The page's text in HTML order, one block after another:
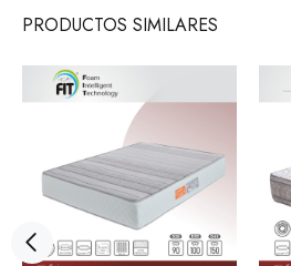
PRODUCTOS SIMILARES